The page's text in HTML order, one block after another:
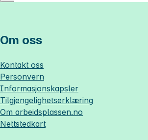
Om oss
Kontakt oss
Personvern
Informasjonskapsler
Tilgjengelighetserklæring
Om arbeidsplassen.no
Nettstedkart